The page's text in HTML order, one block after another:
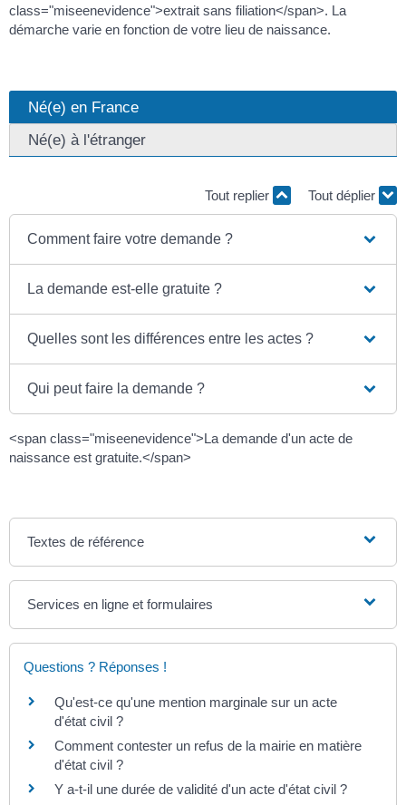
class="miseenevidence">extrait sans filiation</span>. La
démarche varie en fonction de votre lieu de naissance.
Né(e) en France
Né(e) à l'étranger
Tout replier Tout déplier
Comment faire votre demande ?
La demande est-elle gratuite ?
Quelles sont les différences entre les actes ?
Qui peut faire la demande ?
<span class="miseenevidence">La demande d'un acte de
naissance est gratuite.</span>
Textes de référence
Services en ligne et formulaires
Questions ? Réponses !
Qu'est-ce qu'une mention marginale sur un acte
d'état civil ?
Comment contester un refus de la mairie en matière
d'état civil ?
Y a-t-il une durée de validité d'un acte d'état civil ?